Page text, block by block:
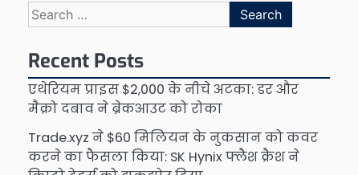
Search
for:
Recent Posts
एथेरियम प्राइस $2,000 के नीचे अटका: डर और
मैक्रो दबाव ने ब्रेकआउट को रोका
Trade.xyz ने $60 मिलियन के नुकसान को कवर
करने का फैसला किया: SK Hynix फ्लैश क्रैश ने